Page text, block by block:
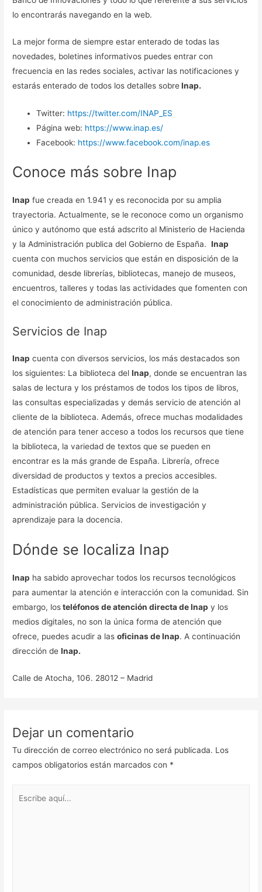
lo encontrarás navegando en la web.
La mejor forma de siempre estar enterado de todas las
novedades, boletines informativos puedes entrar con
frecuencia en las redes sociales, activar las notificaciones y
estarás enterado de todos los detalles sobreInap.
Twitter: https://twitter.com/INAP_ES
Página web: https://www.inap.es/
Facebook: https://www.facebook.com/inap.es
Conoce más sobre Inap
Inap fue creada en 1.941 y es reconocida por su amplia
trayectoria. Actualmente, se le reconoce como un organismo
único y autónomo que está adscrito al Ministerio de Hacienda
y la Administración publica del Gobierno de España.Inap
cuenta con muchos servicios que están en disposición de la
comunidad, desde librerías, bibliotecas, manejo de museos,
encuentros, talleres y todas las actividades que fomenten con
el conocimiento de administración pública.
Servicios de Inap
Inap cuenta con diversos servicios, los más destacados son
los siguientes: La biblioteca delInap, donde se encuentran las
salas de lectura y los préstamos de todos los tipos de libros,
las consultas especializadas y demás servicio de atención al
cliente de la biblioteca. Además, ofrece muchas modalidades
de atención para tener acceso a todos los recursos que tiene
la biblioteca, la variedad de textos que se pueden en
encontrar es la más grande de España. Librería, ofrece
diversidad de productos y textos a precios accesibles.
Estadísticas que permiten evaluar la gestión de la
administración pública. Servicios de investigación y
aprendizaje para la docencia.
Dónde se localiza Inap
Inap ha sabido aprovechar todos los recursos tecnológicos
para aumentar la atención e interacción con la comunidad. Sin
embargo, losteléfonos de atención directa de Inap y los
medios digitales, no son la única forma de atención que
ofrece, puedes acudir a lasoficinas de Inap. A continuación
dirección deInap.
Calle de Atocha, 106. 28012 – Madrid
Dejar un comentario
Tu dirección de correo electrónico no será publicada. Los
campos obligatorios están marcados con *